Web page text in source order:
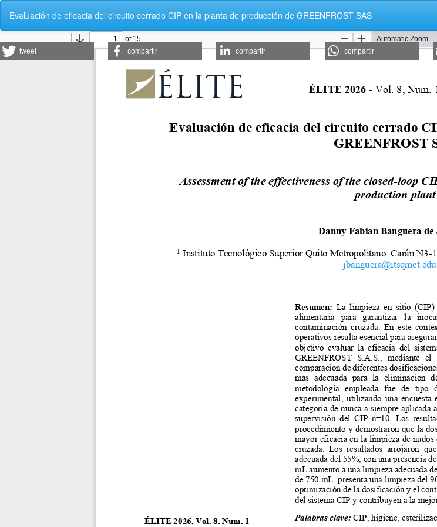
Volver
los
detalles
del
Evaluación de eficacia del circuito cerrado CIP en la planta de producción de GREENFROST SAS
tweet compartir compartir compartir